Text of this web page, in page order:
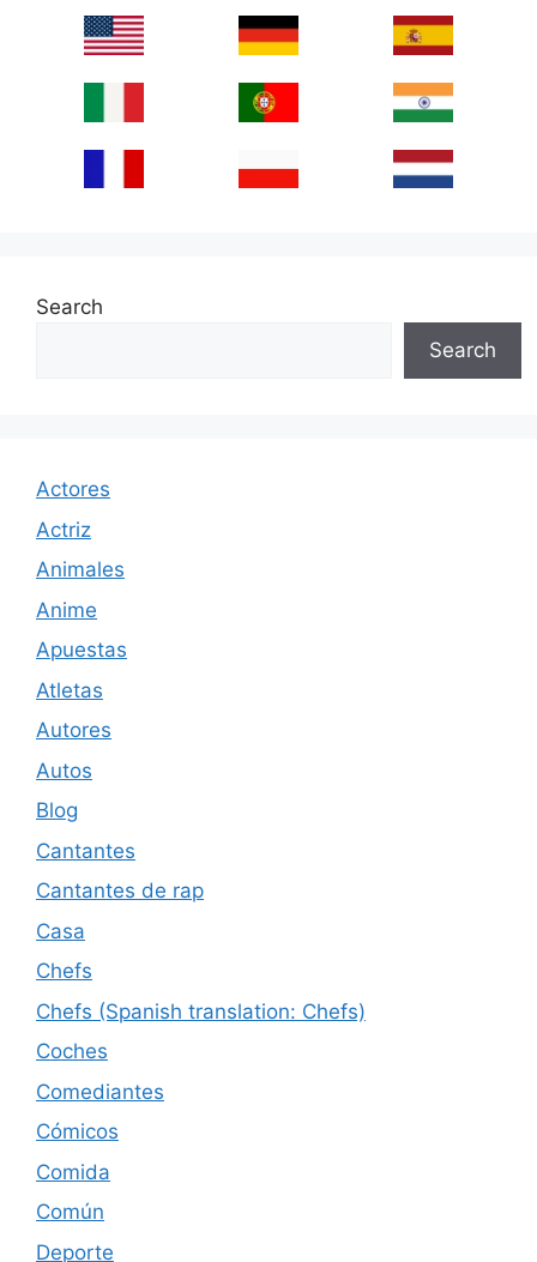
Search
Search
Actores
Actriz
Animales
Anime
Apuestas
Atletas
Autores
Autos
Blog
Cantantes
Cantantes de rap
Casa
Chefs
Chefs (Spanish translation: Chefs)
Coches
Comediantes
Cómicos
Comida
Común
Deporte